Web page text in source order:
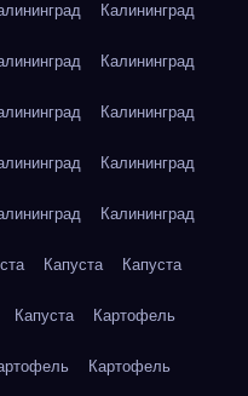
Калининград
Калининград
Калининград
Калининград
Калининград
Капуста Капуста
Капуста Картофель
Картофель